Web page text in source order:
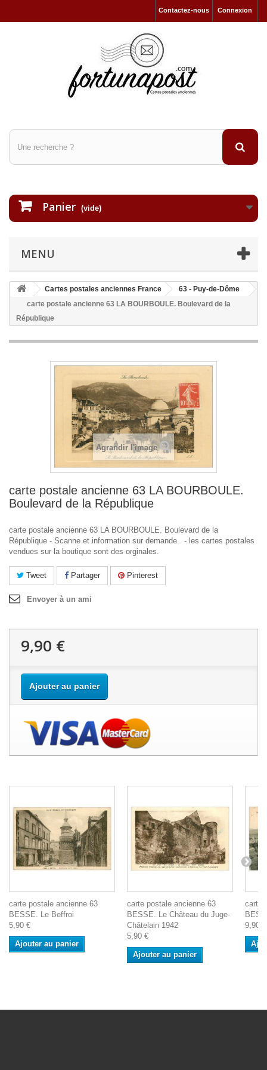
Connexion
Contactez-nous
Panier (vide)
MENU
Cartes postales anciennes France
63 - Puy-de-Dôme
carte postale ancienne 63 LA BOURBOULE. Boulevard de la
République
Agrandir l'image
carte postale ancienne 63 LA BOURBOULE.
Boulevard de la République
carte postale ancienne 63 LA BOURBOULE. Boulevard de la
République - Scanne et information sur demande. - les cartes postales
vendues sur la boutique sont des orginales.
Tweet Partager Pinterest
Envoyer à un ami
9,90 €
Ajouter au panier
carte postale ancienne 63
BESSE. Le Beffroi
5,90 €
Ajouter au panier
carte postale ancienne 63
BESSE. Le Château du Juge-
Châtelain 1942
5,90 €
Ajouter au panier
carte
9,90 €